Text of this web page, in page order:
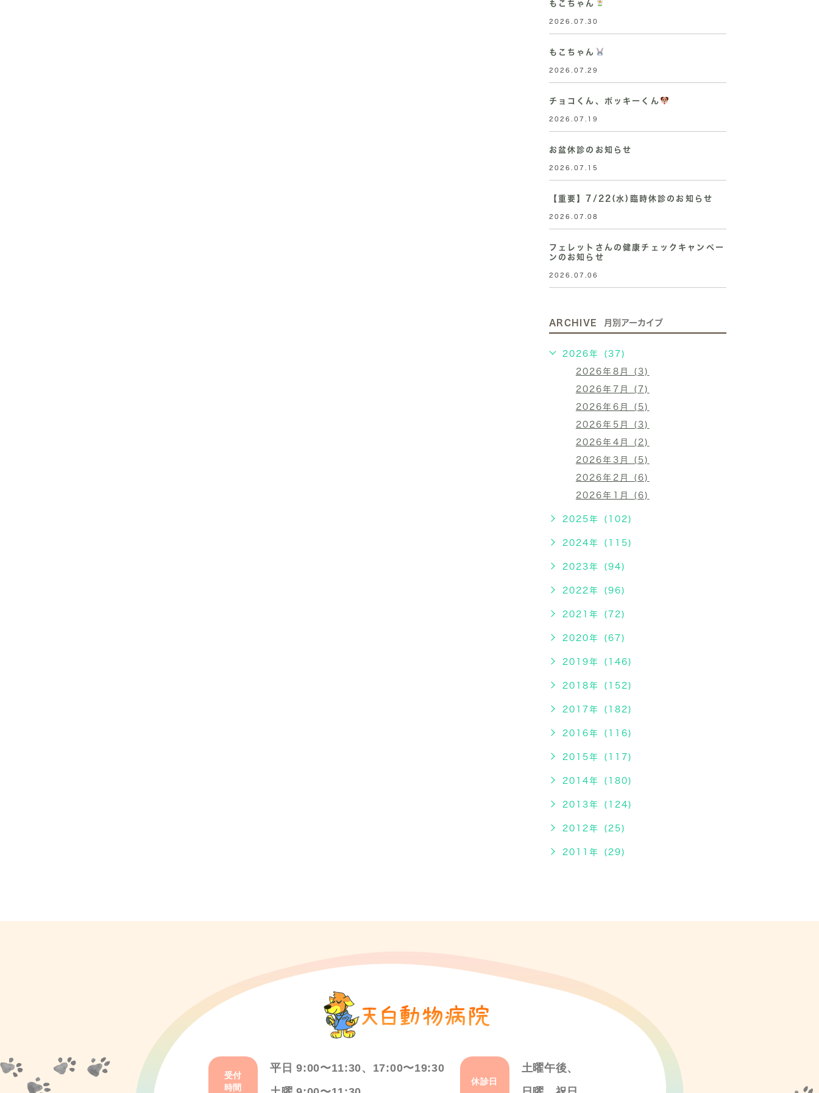
もこちゃん
2026.07.30
もこちゃん
2026.07.29
チョコくん、ポッキーくん
2026.07.19
お盆休診のお知らせ
2026.07.15
【重要】7/22(水)臨時休診のお知らせ
2026.07.08
フェレットさんの健康チェックキャンペー
ンのお知らせ
2026.07.06
ARCHIVE 月別アーカイブ
2026年 (37)
2026年8月 (3)
2026年7月 (7)
2026年6月 (5)
2026年5月 (3)
2026年4月 (2)
2026年3月 (5)
2026年2月 (6)
2026年1月 (6)
2025年 (102)
2024年 (115)
2023年 (94)
2022年 (96)
2021年 (72)
2020年 (67)
2019年 (146)
2018年 (152)
2017年 (182)
2016年 (116)
2015年 (117)
2014年 (180)
2013年 (124)
2012年 (25)
2011年 (29)
受付
時間
平日 9:00〜11:30、17:00〜19:30
休診日
土曜午後、